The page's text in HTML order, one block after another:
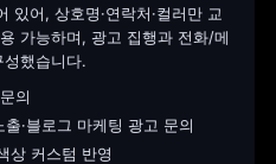
있어, 상호명·연락처·컬러만 교
가능하며, 광고 집행과 전화/메
했습니다.
의
·블로그 마케팅 광고 문의
상 커스텀 반영